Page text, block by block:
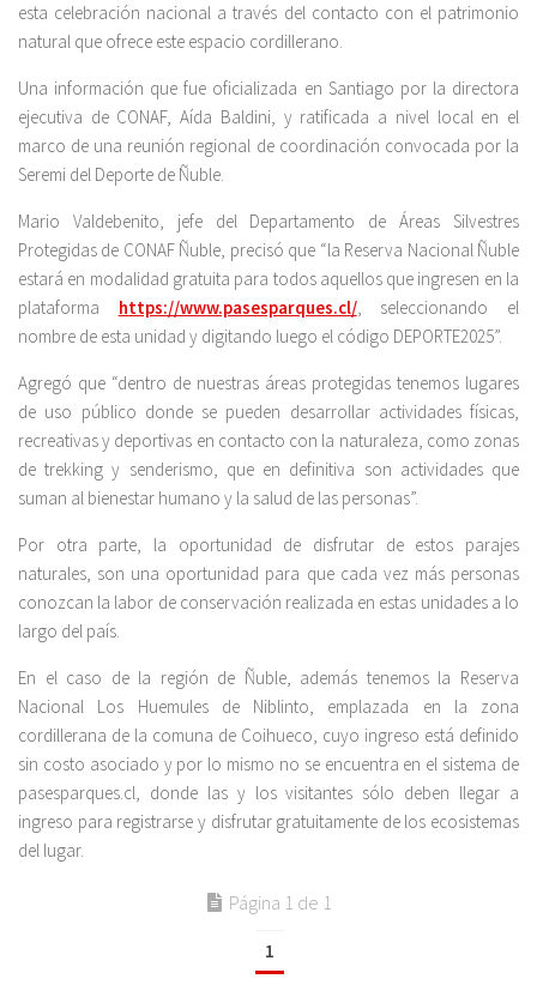
esta celebración nacional a través del contacto con el patrimonio
natural que ofrece este espacio cordillerano.
Una información que fue oficializada en Santiago por la directora
ejecutiva de CONAF, Aída Baldini, y ratificada a nivel local en el
marco de una reunión regional de coordinación convocada por la
Seremi del Deporte de Ñuble.
Mario Valdebenito, jefe del Departamento de Áreas Silvestres
Protegidas de CONAF Ñuble, precisó que “la Reserva Nacional Ñuble
estará en modalidad gratuita para todos aquellos que ingresen en la
plataforma https://www.pasesparques.cl/, seleccionando el
nombre de esta unidad y digitando luego el código DEPORTE2025”.
Agregó que “dentro de nuestras áreas protegidas tenemos lugares
de uso público donde se pueden desarrollar actividades físicas,
recreativas y deportivas en contacto con la naturaleza, como zonas
de trekking y senderismo, que en definitiva son actividades que
suman al bienestar humano y la salud de las personas”.
Por otra parte, la oportunidad de disfrutar de estos parajes
naturales, son una oportunidad para que cada vez más personas
conozcan la labor de conservación realizada en estas unidades a lo
largo del país.
En el caso de la región de Ñuble, además tenemos la Reserva
Nacional Los Huemules de Niblinto, emplazada en la zona
cordillerana de la comuna de Coihueco, cuyo ingreso está definido
sin costo asociado y por lo mismo no se encuentra en el sistema de
pasesparques.cl, donde las y los visitantes sólo deben llegar a
ingreso para registrarse y disfrutar gratuitamente de los ecosistemas
del lugar.
Página 1 de 1
1